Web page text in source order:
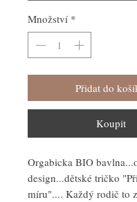
Množství *
Přidat do
Koupit
Orgabicka BIO
design...dětské tričko
míru".... Každý rodič to